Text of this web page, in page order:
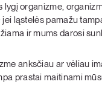
organizme,
ląstelės pamažu
ir mums darosi
anksčiau ar vėliau
prastai maitinami